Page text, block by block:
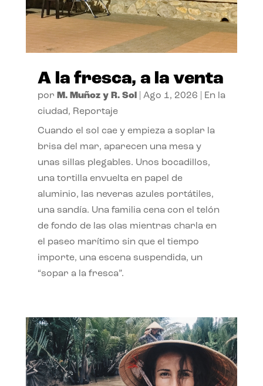
A la fresca, a la venta
por M. Muñoz y R. Sol| Ago 1, 2026
En la
ciudad, Reportaje
Cuando el sol cae y empieza a soplar la
brisa del mar, aparecen una mesa y
unas sillas plegables. Unos bocadillos,
una tortilla envuelta en papel de
aluminio, las neveras azules portátiles,
una sandía. Una familia cena con el telón
de fondo de las olas mientras charla en
el paseo marítimo sin que el tiempo
importe, una escena suspendida, un
“sopar a la fresca”.